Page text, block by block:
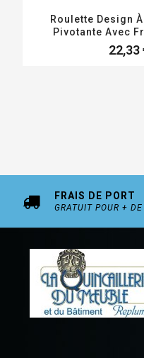
Roulette Design
Pivotante Avec
22,33
FRAIS DE PORT
GRATUIT POUR +